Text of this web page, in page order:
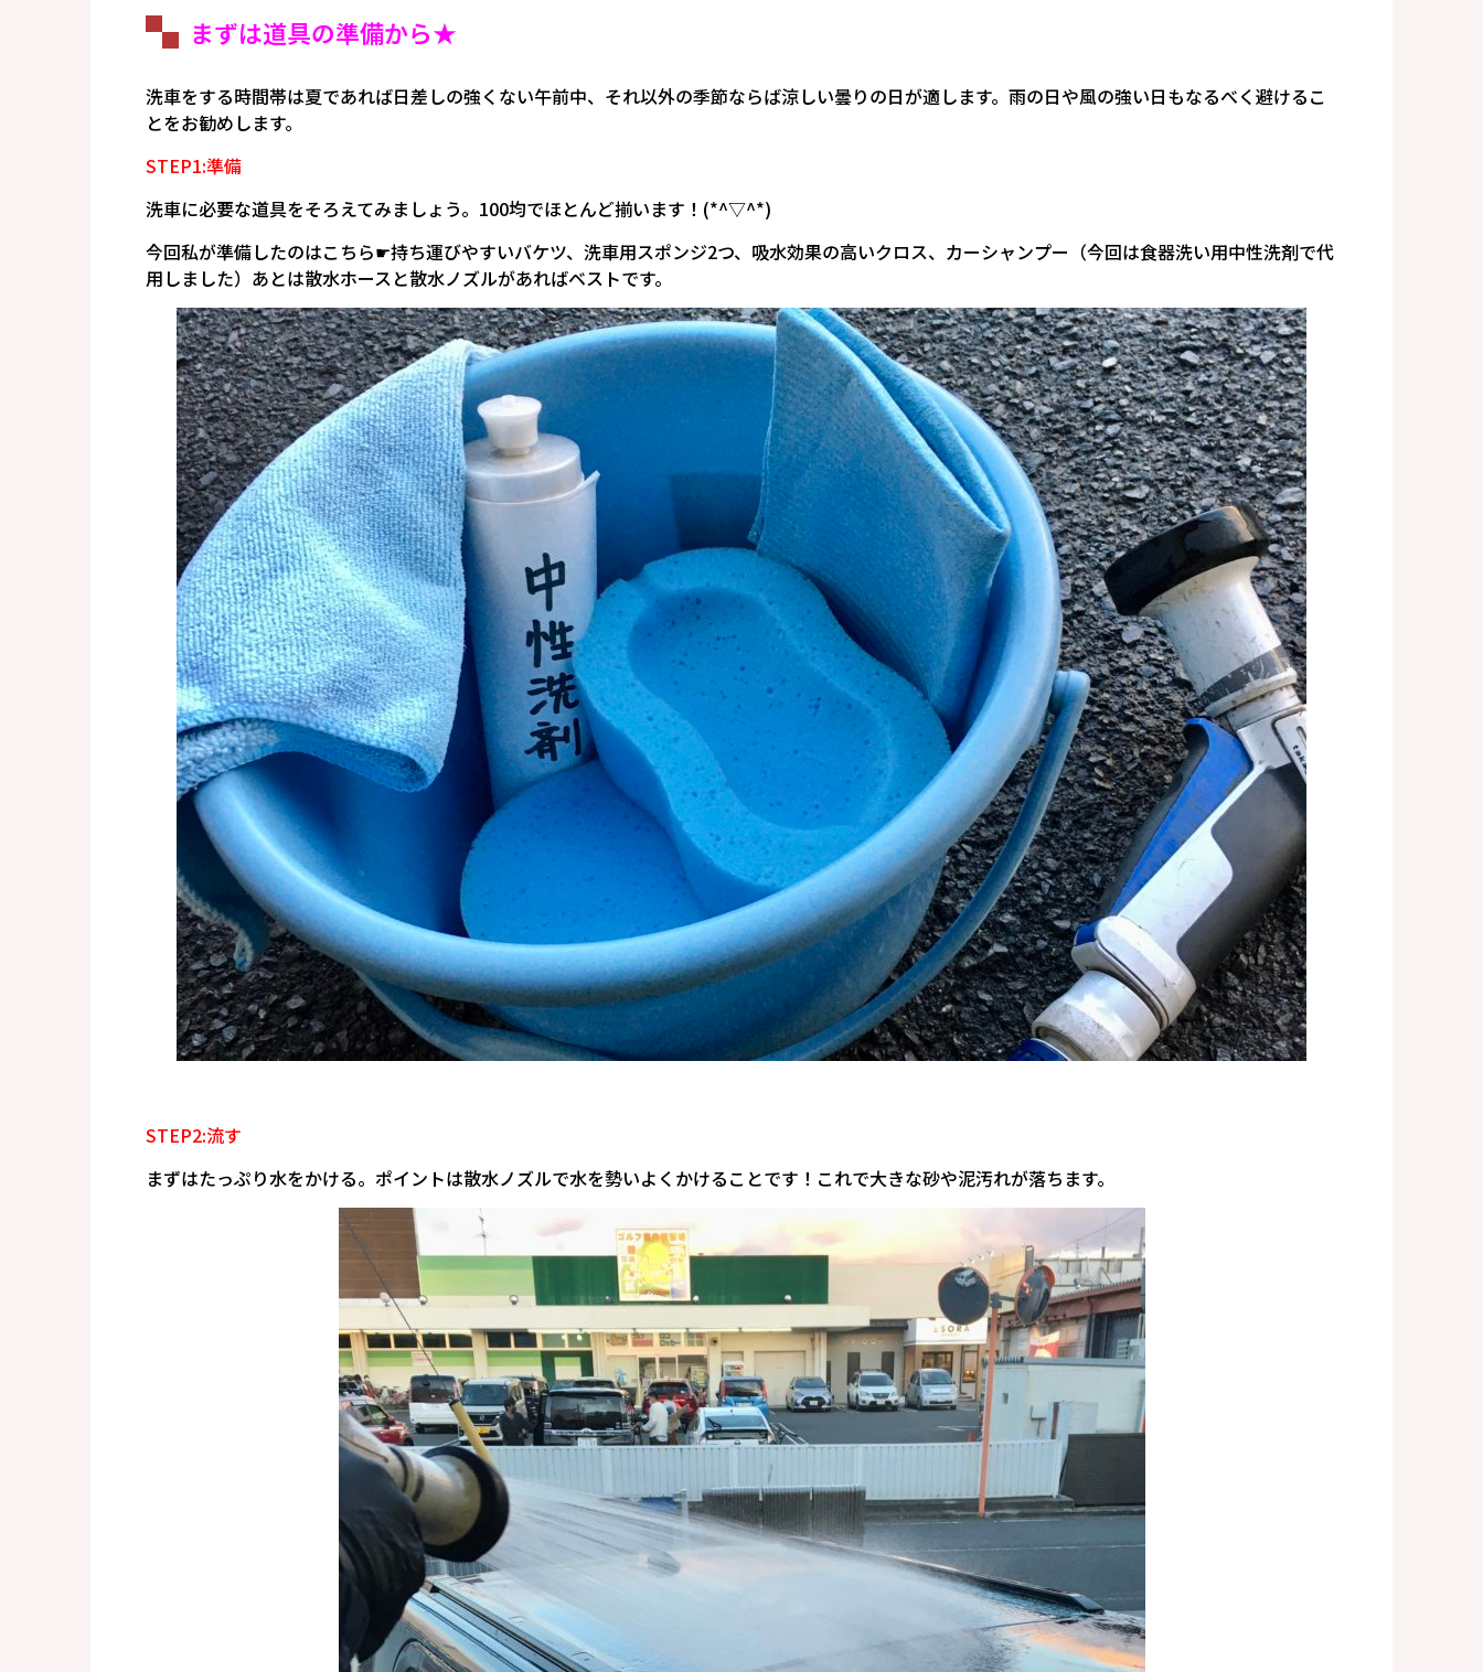
まずは道具の準備から★
洗車をする時間帯は夏であれば日差しの強くない午前中、それ以外の季節ならば涼しい曇りの日が適します。雨の日や風の強い日もなるべく避けるこ
とをお勧めします。
STEP1:準備
洗車に必要な道具をそろえてみましょう。100均でほとんど揃います！(*^▽^*)
今回私が準備したのはこちら☛持ち運びやすいバケツ、洗車用スポンジ2つ、吸水効果の高いクロス、カーシャンプー（今回は食器洗い用中性洗剤で代
用しました）あとは散水ホースと散水ノズルがあればベストです。
STEP2:流す
まずはたっぷり水をかける。ポイントは散水ノズルで水を勢いよくかけることです！これで大きな砂や泥汚れが落ちます。